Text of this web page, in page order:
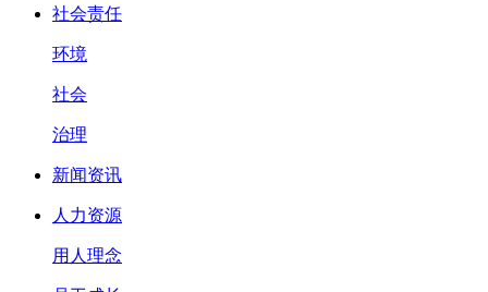
社会责任
环境
社会
治理
新闻资讯
人力资源
用人理念